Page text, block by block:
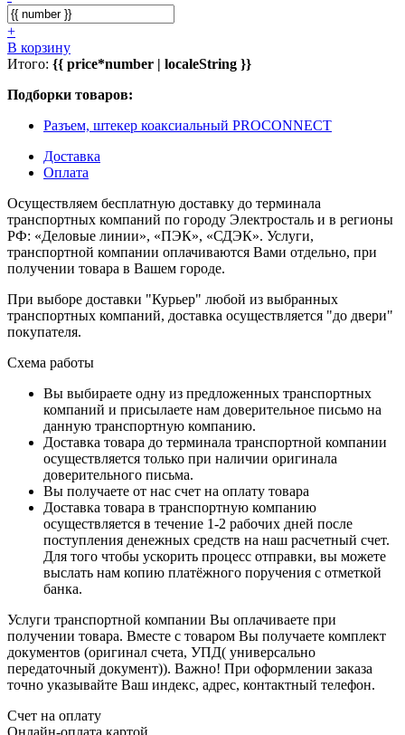
+
В корзину
Итого: {{ price*number | localeString }}
Подборки товаров:
Разъем, штекер коаксиальный PROCONNECT
Доставка
Оплата
Осуществляем бесплатную доставку до терминала
транспортных компаний по городу Электросталь и в регионы
РФ: «Деловые линии», «ПЭК», «СДЭК». Услуги,
транспортной компании оплачиваются Вами отдельно, при
получении товара в Вашем городе.
При выборе доставки "Курьер" любой из выбранных
транспортных компаний, доставка осуществляется "до двери"
покупателя.
Схема работы
Вы выбираете одну из предложенных транспортных
компаний и присылаете нам доверительное письмо на
данную транспортную компанию.
Доставка товара до терминала транспортной компании
осуществляется только при наличии оригинала
доверительного письма.
Вы получаете от нас счет на оплату товара
Доставка товара в транспортную компанию
осуществляется в течение 1-2 рабочих дней после
поступления денежных средств на наш расчетный счет.
Для того чтобы ускорить процесс отправки, вы можете
выслать нам копию платёжного поручения с отметкой
банка.
Услуги транспортной компании Вы оплачиваете при
получении товара. Вместе с товаром Вы получаете комплект
документов (оригинал счета, УПД( универсально
передаточный документ)). Важно! При оформлении заказа
точно указывайте Ваш индекс, адрес, контактный телефон.
Счет на оплату
Онлайн-оплата картой